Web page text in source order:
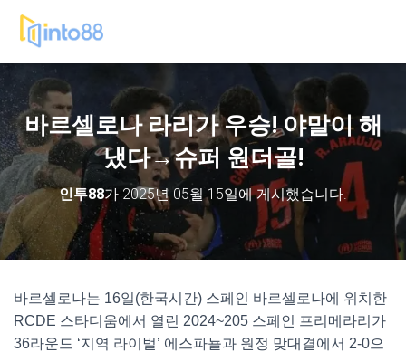
바르셀로나 라리가 우승! 야말이 해
냈다→슈퍼 원더골!
인투88가 2025년 05월 15일에 게시했습니다.
바르셀로나는 16일(한국시간) 스페인 바르셀로나에 위치한
RCDE 스타디움에서 열린 2024~205 스페인 프리메라리가
36라운드 ‘지역 라이벌’ 에스파뇰과 원정 맞대결에서 2-0으